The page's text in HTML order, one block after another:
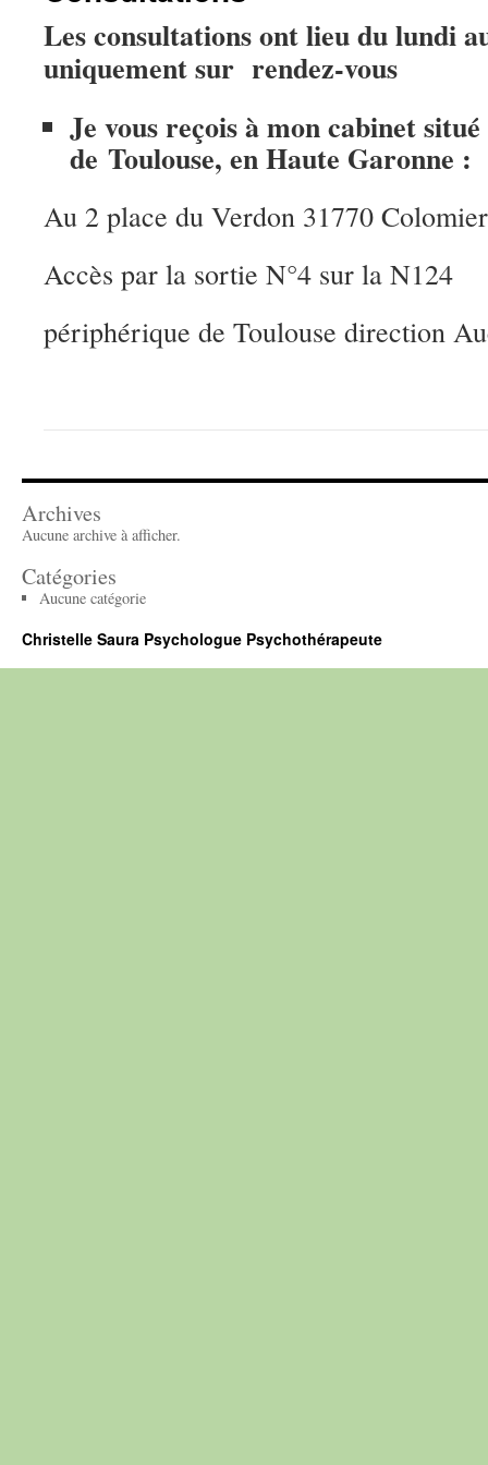
Les consultations ont lieu du lundi
uniquement sur rendez-vous
Je vous reçois à mon cabinet
de Toulouse, en Haute Garonne :
Au 2 place du Verdon 31770
Accès par la sortie N°4 sur la N124
périphérique de Toulouse direction
Archives
Aucune archive à afficher.
Catégories
Aucune catégorie
Christelle Saura Psychologue Psychothérapeute